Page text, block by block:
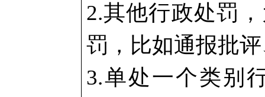
2.其他行政处罚
罚，比如通报批
3.单处一个类别